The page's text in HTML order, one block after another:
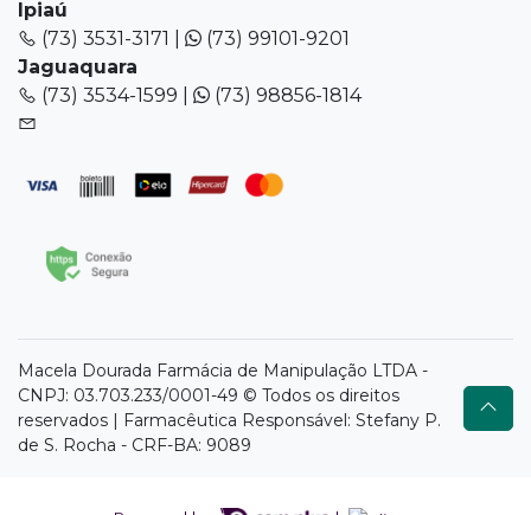
Ipiaú
(73) 3531-3171 |
(73) 99101-9201
Jaguaquara
(73) 3534-1599 |
(73) 98856-1814
Macela Dourada Farmácia de Manipulação LTDA -
CNPJ: 03.703.233/0001-49 © Todos os direitos
reservados | Farmacêutica Responsável: Stefany P.
de S. Rocha - CRF-BA: 9089